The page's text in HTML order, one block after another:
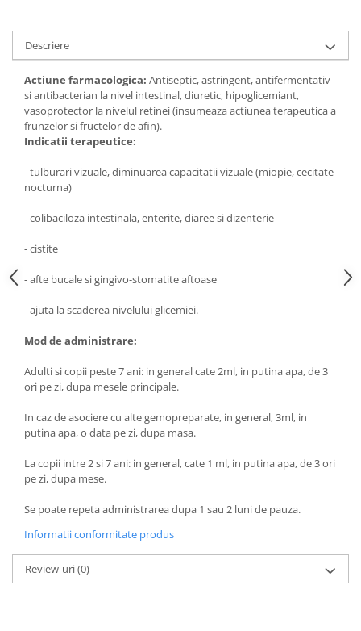
Imunitate
Memorie
Somn usor
Produse sanatate sexuala
Produse pentru Ea
Potenta barbati
Proteine
Batoane proteice
Pentru antrenament
Mama si copilul
Sarcina si alaptare
Sucuri
Produse instant
Paste
Snacksuri
Superalimente
Cafea
Ceaiuri medicinale compuse
Ceaiuri Maté
Cafea verde
Ulei de Cocos
Ulei de cocos de uz alimentar
Descriere
Actiune farmacologica: Antiseptic, astringent, antifermentativ
si antibacterian la nivel intestinal, diuretic, hipoglicemiant,
vasoprotector la nivelul retinei (insumeaza actiunea terapeutica a
frunzelor si fructelor de afin).
Indicatii terapeutice:
- tulburari vizuale, diminuarea capacitatii vizuale (miopie, cecitate
nocturna)
- colibaciloza intestinala, enterite, diaree si dizenterie
- cistite
- afte bucale si gingivo-stomatite aftoase
- ajuta la scaderea nivelului glicemiei.
Mod de administrare:
Adulti si copii peste 7 ani: in general cate 2ml, in putina apa, de 3
ori pe zi, dupa mesele principale.
In caz de asociere cu alte gemopreparate, in general, 3ml, in
putina apa, o data pe zi, dupa masa.
La copii intre 2 si 7 ani: in general, cate 1 ml, in putina apa, de 3 ori
pe zi, dupa mese.
Se poate repeta administrarea dupa 1 sau 2 luni de pauza.
Informatii conformitate produs
Review-uri(0)